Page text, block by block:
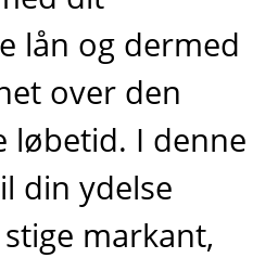
lån og dermed
over den
løbetid. I denne
din ydelse
markant,